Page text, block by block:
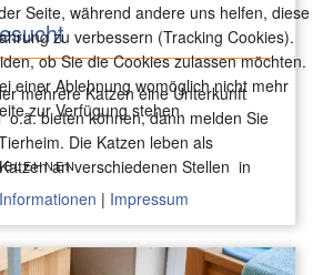
mehrere Katzen eine Unterkunft
o.ä. bieten können, dann melden Sie
Die Katzen leben als
an verschiedenen Stellen in
Seite, während andere uns helfen, diese
zu verbessern (Tracking Cookies).
ob Sie die Cookies zulassen möchten.
einer Ablehnung womöglich nicht mehr
zur Verfügung stehen.
| Impressum